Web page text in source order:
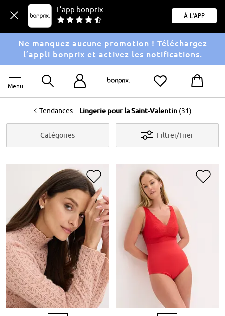
L’app bonprix
À l'app
Ne manquez aucune promotion ! Téléchargez
l’appli bonprix et activez les notifications.
Menu
<Tendances | Lingerie pour la Saint-Valentin (31)
Catégories Filtrer/Trier